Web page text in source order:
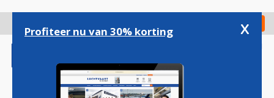
gaan
Check in
Profiteer nu van 30% korting x